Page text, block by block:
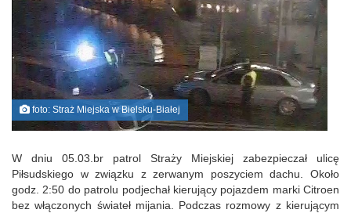
foto: Straż Miejska w Bielsku-Białej
W dniu 05.03.br patrol Straży Miejskiej zabezpieczał ulicę
Piłsudskiego w związku z zerwanym poszyciem dachu. Około
godz. 2:50 do patrolu podjechał kierujący pojazdem marki Citroen
bez włączonych świateł mijania. Podczas rozmowy z kierującym